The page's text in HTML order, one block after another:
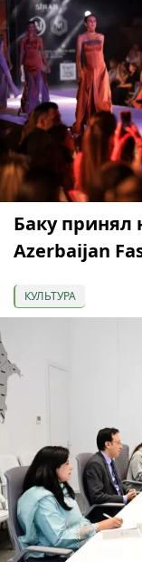
Баку
Azerbaijan
КУЛЬТУРА